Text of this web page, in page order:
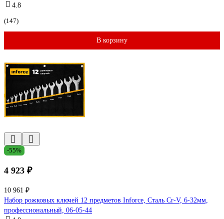
4.8
(147)
В корзину
-55%
4 923 ₽
10 961 ₽
Набор рожковых ключей 12 предметов Inforce, Сталь Cr-V, 6-32мм,
профессиональный, 06-05-44